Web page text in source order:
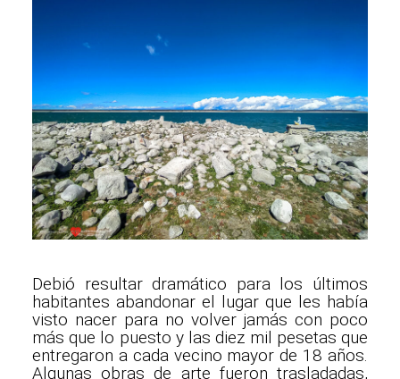
Debió resultar dramático para los últimos
habitantes abandonar el lugar que les había
visto nacer para no volver jamás con poco
más que lo puesto y las diez mil pesetas que
entregaron a cada vecino mayor de 18 años.
Algunas obras de arte fueron trasladadas,